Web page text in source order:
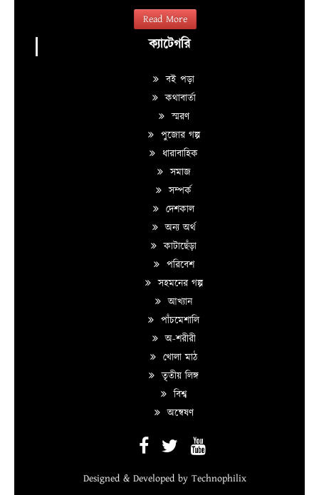
Read More
ক্যাটেগরি
বই পড়া
কথাবার্তা
স্মরণ
পুজোর গল্প
ধারাবাহিক
সমাজ
সম্পর্ক
দেশকাল
অন্য অর্থ
কাটাছেঁড়া
পরিবেশ
সহমনের গল্প
আখ্যান
পাঁচমেশালি
অ-শরীরী
খোলা মাঠ
তৃতীয় লিঙ্গ
বিশ্ব
অন্বেষণ
Designed & Developed by Technophilix